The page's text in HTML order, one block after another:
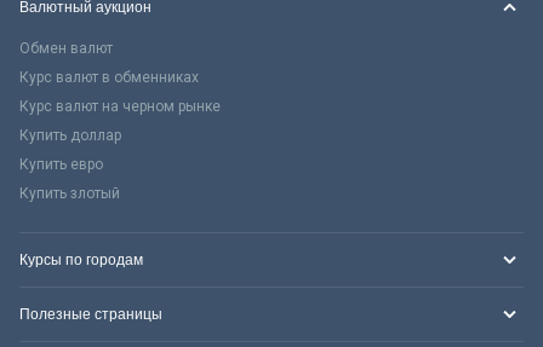
Валютный аукцион
Обмен валют
Курс валют в обменниках
Курс валют на черном рынке
Купить доллар
Купить евро
Купить злотый
Курсы по городам
Полезные страницы